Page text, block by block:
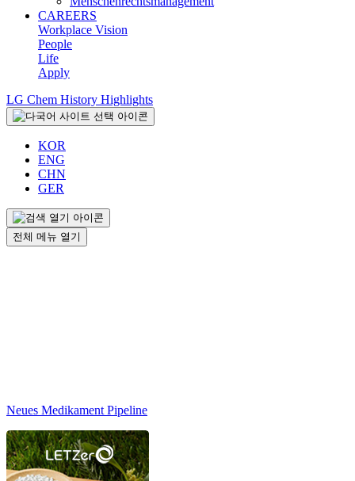
CAREERS
Workplace Vision
People
Life
Apply
LG Chem History Highlights
KOR
ENG
CHN
GER
전체 메뉴 열기
Neues Medikament Pipeline